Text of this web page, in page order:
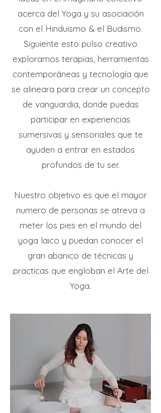
acerca del Yoga y su asociación
con el Hinduismo & el Budismo.
Siguiente esto pulso creativo
exploramos terapias, herramientas
contemporáneas y tecnología que
se alineara para crear un concepto
de vanguardia, donde puedas
participar en experiencias
sumersivas y sensoriales que te
ayuden a entrar en estados
profundos de tu ser.
Nuestro objetivo es que el mayor
numero de personas se atreva a
meter los pies en el mundo del
yoga laico y puedan conocer el
gran abanico de técnicas y
practicas que engloban el Arte del
Yoga.